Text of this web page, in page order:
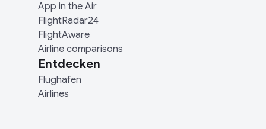
App in the Air
FlightRadar24
FlightAware
Airline comparisons
Entdecken
Flughäfen
Airlines